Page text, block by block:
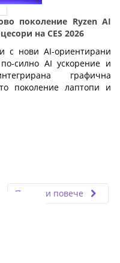
поколение Ryzen AI
на CES 2026
с нови AI-ориентирани
силно AI ускорение и
графична
поколение лаптопи и
Прочети повече